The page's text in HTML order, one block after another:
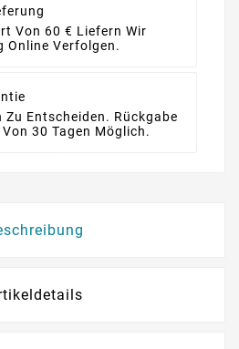
Von 60 € Liefern Wir
Online Verfolgen.
Zu Entscheiden. Rückgabe
30 Tagen Möglich.